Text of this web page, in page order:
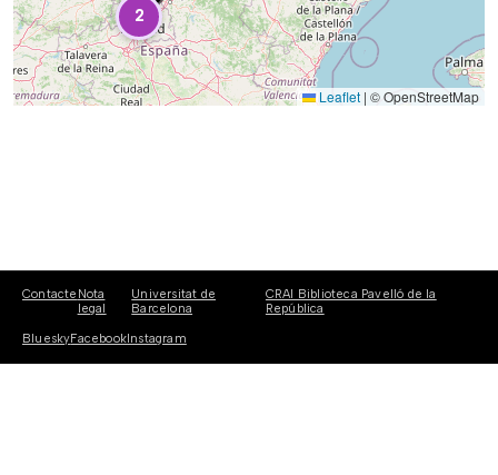
2
Leaflet | © OpenStreetMap
Contacte Nota
legal
Universitat de
Barcelona
CRAI Biblioteca Pavelló de la
República
BlueskyFacebookInstagram